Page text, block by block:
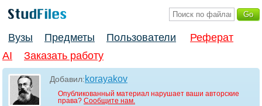
Вузы Предметы Пользователи
Реферат
AI
Заказать работу
Добавил:korayakov
Опубликованный материал нарушает ваши авторские
права? Сообщите нам.